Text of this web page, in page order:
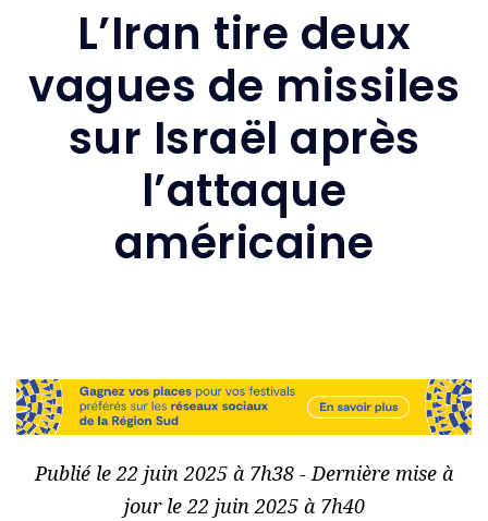
L’Iran tire deux
vagues de missiles
sur Israël après
l’attaque
américaine
Publié le 22 juin 2025 à 7h38 - Dernière mise à
jour le 22 juin 2025 à 7h40